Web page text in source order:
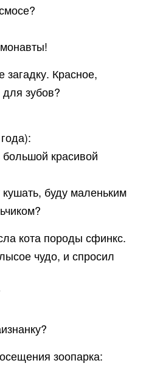
загадку. Красное,
зубов?
красивой
буду маленьким
кота породы сфинкс.
чудо, и спросил
зоопарка: